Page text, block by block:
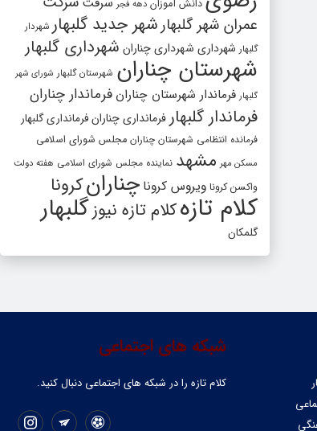
دانش آموزان دهه فجر
عمران شهر گلبهارشهر جدید گلبهار شهردار
گلبهار شهرداری شهرداری چناران شهرداری گلبهار
شهرستان چناران شهرستان گلبهار شورای شهر
گلبهار فرماندار شهرستان چناران فرماندار چناران
فرماندار گلبهار فرمانداری چنارانفرمانداری گلبهار
فرمانده انتظامی شهرستان چناران مجلس شورای اسلامی
مسکن مهر مشهد نماینده مجلس شورای اسلامی هفته دولت
واکسن کرونا ویروس کرونا چنارانکرونا
کلام تازهکلام تازه نیوزگلبهار
گلمکان
شبکه های اجتماعی
کلام تازه را در شبکه ‌های اجتماعی دنبال کنید.